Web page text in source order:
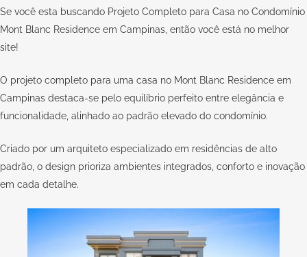
Se você esta buscando Projeto Completo para Casa no Condomínio
Mont Blanc Residence em Campinas, então você está no melhor
site!
O projeto completo para uma casa no Mont Blanc Residence em
Campinas destaca-se pelo equilíbrio perfeito entre elegância e
funcionalidade, alinhado ao padrão elevado do condomínio.
Criado por um arquiteto especializado em residências de alto
padrão, o design prioriza ambientes integrados, conforto e inovação
em cada detalhe.